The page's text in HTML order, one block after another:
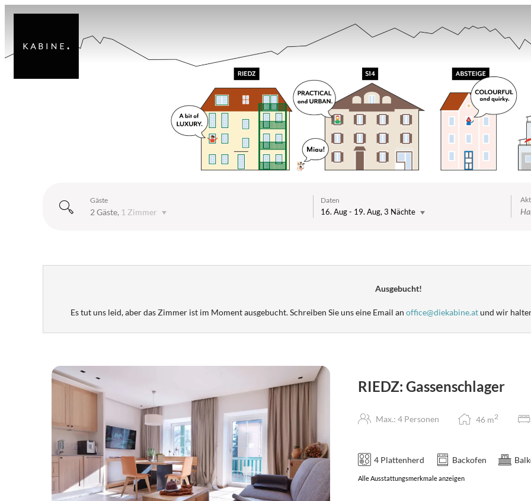
Gäste
2 Gäste, 1 Zimmer
Daten
16. Aug- 19. Aug, 3 Nächte
Die Kabine Innsbruck - Unsere verfügbaren Angebote
Ausgebucht!
Es tut uns leid, aber das Zimmer ist im Moment ausgebucht. Schreiben Sie uns eine Email an office@diekabine.atund wir
RIEDZ: Gassenschlager
Max.: 4 Personen 46 m2
4 Plattenherd Backofen
Alle Ausstattungsmerkmale anzeigen